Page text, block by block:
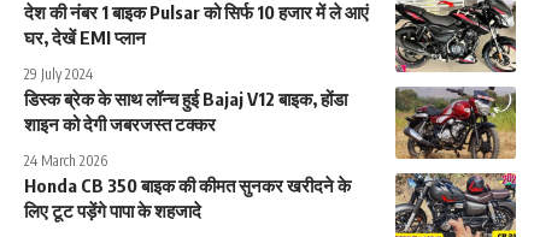
देश की नंबर 1 बाइक Pulsar को सिर्फ 10 हजार में ले आएं
घर, देखें EMI प्लान
29 July 2024
डिस्‍क ब्रेक के साथ लॉन्च हुई Bajaj V12 बाइक, होंडा
शाइन को देगी जबरजस्त टक्कर
24 March 2026
Honda CB 350 बाइक की कीमत सुनकर खरीदने के
लिए टूट पड़ेंगे पापा के शहजादे